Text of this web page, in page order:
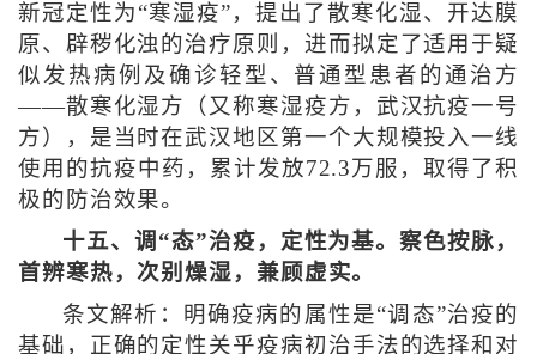
新冠定性为“寒湿疫”，提出了散寒化湿、开达膜
原、辟秽化浊的治疗原则，进而拟定了适用于疑
似发热病例及确诊轻型、普通型患者的通治方
——散寒化湿方（又称寒湿疫方，武汉抗疫一号
方），是当时在武汉地区第一个大规模投入一线
使用的抗疫中药，累计发放72.3万服，取得了积
极的防治效果。
十五、调“态”治疫，定性为基。察色按脉，
首辨寒热，次别燥湿，兼顾虚实。
条文解析：明确疫病的属性是“调态”治疫的
基础，正确的定性关乎疫病初治手法的选择和对